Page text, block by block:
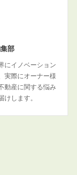
部
にイノベーション
実際にオーナー様
動産に関する悩み
します。